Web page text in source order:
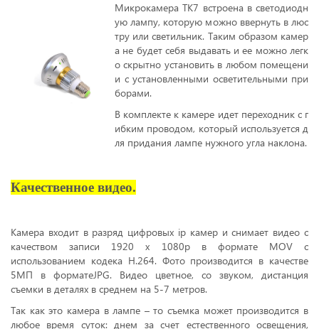
Микрокамера TK7 встроена в светодиодн
ую лампу, которую можно ввернуть в люс
тру или светильник. Таким образом камер
а не будет себя выдавать и ее можно легк
о скрытно установить в любом помещени
и с установленными осветительными при
борами.
В комплекте к камере идет переходник с г
ибким проводом, который используется д
ля придания лампе нужного угла наклона.
Качественное видео.
Камера входит в разряд цифровых ip камер и снимает видео с
качеством записи 1920 х 1080р в формате MOV с
использованием кодека H.264. Фото производится в качестве
5МП в форматеJPG. Видео цветное, со звуком, дистанция
съемки в деталях в среднем на 5-7 метров.
Так как это камера в лампе – то съемка может производится в
любое время суток: днем за счет естественного освещения,